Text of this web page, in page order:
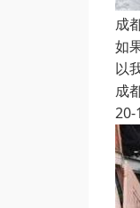
成
如
以
成
20-